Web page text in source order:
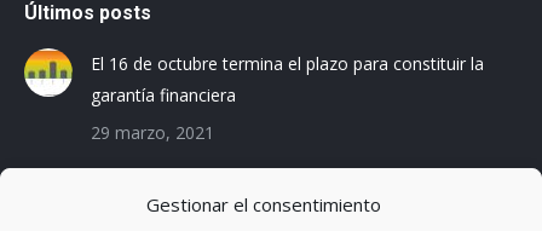
Gestionar el consentimiento
Últimos posts
El 16 de octubre termina el plazo para constituir la
garantía financiera
29 marzo, 2021
de la Huella de Carbono